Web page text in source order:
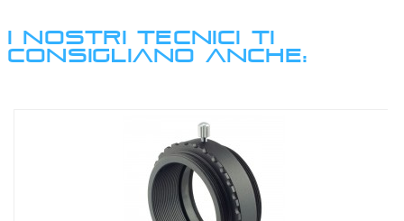
I NOSTRI TECNICI TI
CONSIGLIANO ANCHE: